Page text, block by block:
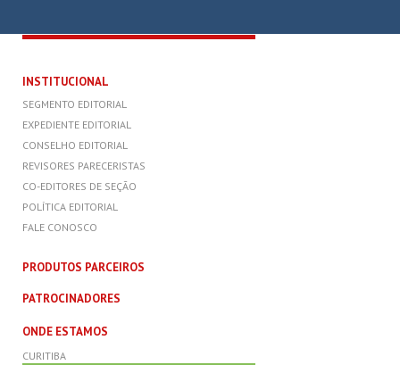
INSTITUCIONAL
SEGMENTO EDITORIAL
EXPEDIENTE EDITORIAL
CONSELHO EDITORIAL
REVISORES PARECERISTAS
CO-EDITORES DE SEÇÃO
POLÍTICA EDITORIAL
FALE CONOSCO
PRODUTOS PARCEIROS
PATROCINADORES
ONDE ESTAMOS
CURITIBA